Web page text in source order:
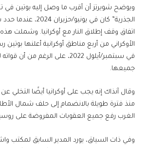
ويوضح شويرتز أن أقرب ما وصل إليه بوتين في
الجذرية” كان في يونيو/
اتفاق وقف إطلاق النار مع أوكرانيا. وشملت
الأوكراني من أربع مناطق أوكرانية أعلنها
في سبتمبر/أيلول 2022، على الرغم من
جميعها.
وقال آنذاك إنه يجب على أوكرانيا أيضًا التخلي
منذ فترة طويلة بالانضمام إلى حلف شمال
الغرب رفع جميع العقوبات المفروضة على
وفي ذات السياق، يورد المدير السابق